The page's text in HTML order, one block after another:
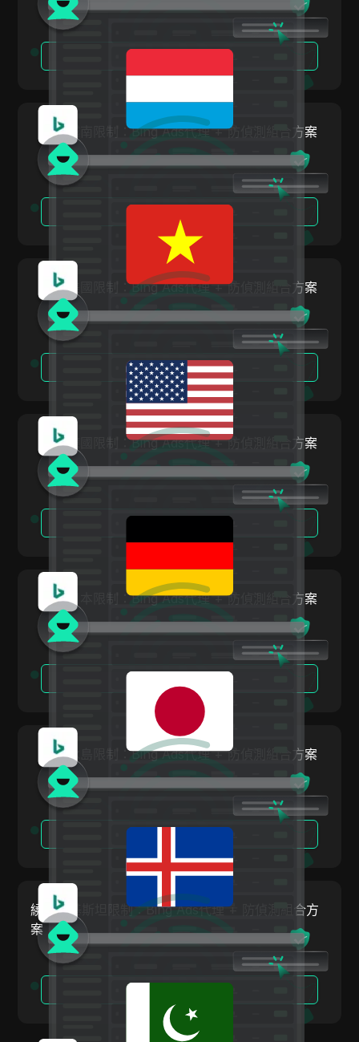
Coinbase
Crypto.com
Dailymotion
Deezer
Discord
Disney+
eBay
Etsy
Ezoic
Facebook Ads
Google Ads
Google Pay
HBO Max
Kakaotalk
Lazada
Line
Media.net
Medium
Mercari
Neteller
Netflix
Newegg
OnlyFans
Outbrain
Patreon
比利時
保加利亞
塞普勒斯
捷克
丹麥
希臘
匈牙利
冰島
以色列
大韓民國
拉托維亞
列支敦斯登
立陶宛
盧森堡
馬爾他
墨西哥
挪威
羅馬尼亞
俄羅斯聯邦
斯洛伐克
瑞典
烏克蘭
大不列顛及北愛爾蘭聯合王國
繞過越南限制：Bing Ads代理 + 防偵測組合方案
繞過美國限制：Bing Ads代理 + 防偵測組合方案
閱讀更多
繞過德國限制：Bing Ads代理 + 防偵測組合方案
繞過日本限制：Bing Ads代理 + 防偵測組合方案
繞過冰島限制：Bing Ads代理 + 防偵測組合方案
繞過巴基斯坦限制：Bing Ads代理 + 防偵測組合方
案